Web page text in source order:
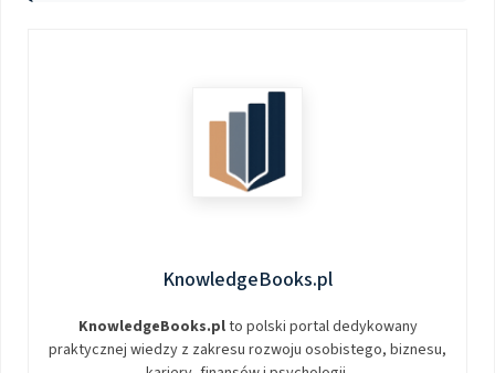
KnowledgeBooks.pl
KnowledgeBooks.plto polski portal dedykowany
praktycznej wiedzy z zakresu rozwoju osobistego, biznesu,